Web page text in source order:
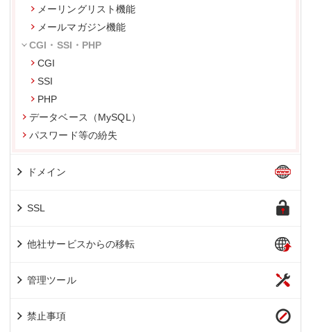
メーリングリスト機能
メールマガジン機能
CGI・SSI・PHP
CGI
SSI
PHP
データベース（MySQL）
パスワード等の紛失
ドメイン
SSL
他社サービスからの移転
管理ツール
禁止事項